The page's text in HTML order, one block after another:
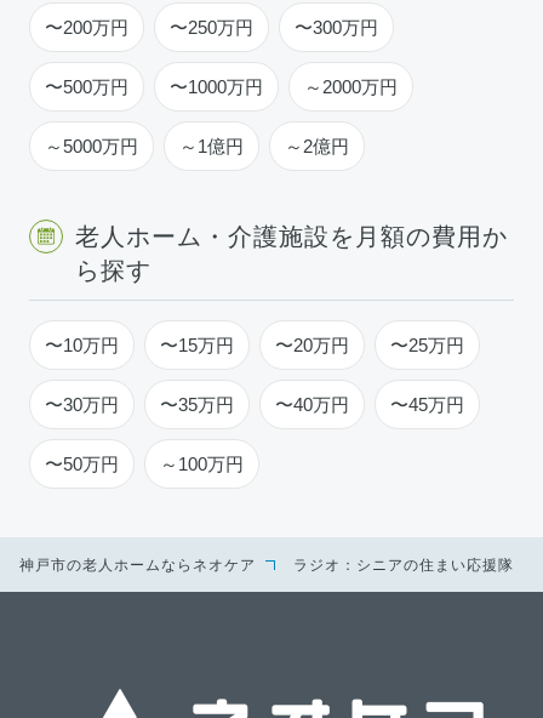
〜200万円 〜250万円 〜300万円
〜500万円 〜1000万円 ～2000万円
～5000万円 ～1億円 ～2億円
老人ホーム・介護施設を月額の費用か
ら探す
〜10万円 〜15万円 〜20万円 〜25万円
〜30万円 〜35万円 〜40万円 〜45万円
〜50万円 ～100万円
神戸市の老人ホームならネオケア ラジオ：シニアの住まい応援隊